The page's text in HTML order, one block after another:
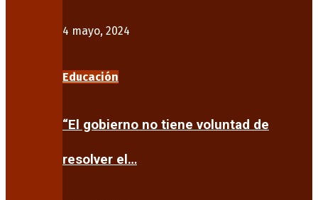
4 mayo, 2024
Educación
“El gobierno no tiene voluntad de
resolver el…